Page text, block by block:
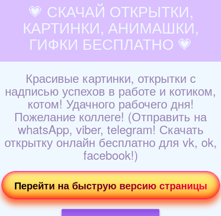
💗 СКАЧАЙ ОТКРЫТКИ,
КАРТИНКИ, АНИМАШКИ,
ГИФКИ БЕСПЛАТНО 💗
Красивые картинки, открытки с
надписью успехов в работе и котиком,
котом! Удачного рабочего дня!
Пожелание коллеге! (Отправить на
whatsApp, viber, telegram! Скачать
открытку онлайн бесплатно для vk, ok,
facebook!)
Перейти на быструю версию страницы